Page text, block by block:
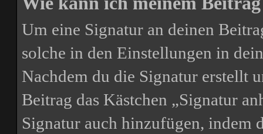
Um eine Signatur an deinen
solche in den Einstellungen in
Nachdem du die Signatur erstellt
Beitrag das Kästchen „Signatur
Signatur auch hinzufügen, indem